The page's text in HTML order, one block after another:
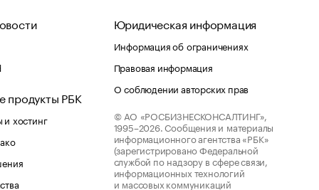
продукты РБК
хостинг
Юридическая информация
Информация об ограничениях
Правовая информация
О соблюдении авторских прав
© АО «РОСБИЗНЕСКОНСАЛТИНГ»,
1995–2026. Сообщения и материалы
информационного агентства «РБК»
(зарегистрировано Федеральной
службой по надзору в сфере связи,
информационных технологий
и массовых коммуникаций